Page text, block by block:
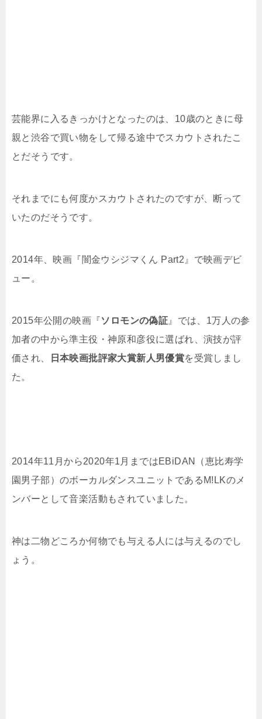
芸能界に入るきっかけとなったのは、10歳のときに母
親と渋谷で買い物をして帰る途中でスカウトされたこ
とだそうです。
それまでにも何度かスカウトされたのですが、断って
いたのだそうです。
2014年、映画『闇金ウシジマくん Part2』で映画デビ
ュー。
2015年公開の映画『ソロモンの偽証 』では、1万人の参
加者の中から準主役・神原和彦役に選ばれ 、演技が評
価され、
日本映画批評家大賞新人男優賞を受賞 しまし
た。
2014年11月から2020年1月まではEBiDAN（恵比寿学
園男子部）のボーカルダンスユニットであるM!LKのメ
ンバーとして音楽活動もされていました。
神は二物どころか何物でも与える人には与えるのでし
ょう。